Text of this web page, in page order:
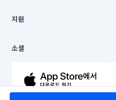
상품, 상품정보, 거래에 관한 의무와 책
언론 보도 관련 문의:
© 유한회사 미소. Miso, Inc. All
이사
지원
이용약관
문의하기
소셜
유튜브